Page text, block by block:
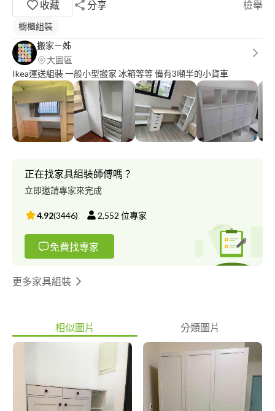
收藏
分享 檢舉
櫥櫃組裝
搬家ㄧ姊
大園區
Ikea運送組裝 一般小型搬家 冰箱等等 備有3噸半的小貨車
正在找家具組裝師傅嗎？
立即邀請專家來完成
4.92(3446) 2,552 位專家
免費找專家
更多家具組裝
相似圖片 分類圖片